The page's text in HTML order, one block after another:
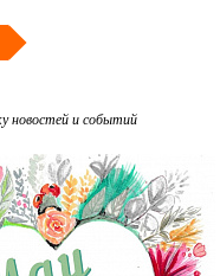
новостей и событий